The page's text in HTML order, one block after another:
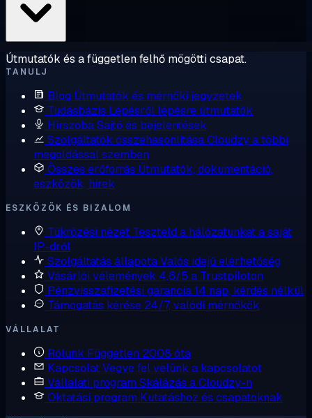
Útmutatók és a független felhő mögötti csapat.
TANULJ
Blog Útmutatók és mérnöki jegyzetek
Tudásbázis Lépésről lépésre útmutatók
HírszobaSajtó és bejelentések
Szolgáltatók összehasonlításaCloudzy a többi
megoldással szemben
Összes erőforrás Útmutatók, dokumentáció,
eszközök, hírek
ESZKÖZÖK ÉS BIZALOM
Tükrözési nézet Teszteld a hálózatunkat a saját
IP-dről
Szolgáltatás állapotaValós idejű elérhetőség
Vásárlói vélemények 4,6/5 a Trustpiloton
Pénzvisszafizetési garancia14 nap, kérdés nélkül
Támogatás kérése 24/7, valódi mérnökök
VÁLLALAT
Rólunk Független 2008 óta
KapcsolatVegye fel velünk a kapcsolatot
Vállalati program Skálázás a Cloudzy-n
Oktatási program Kutatáshoz és csapatoknak